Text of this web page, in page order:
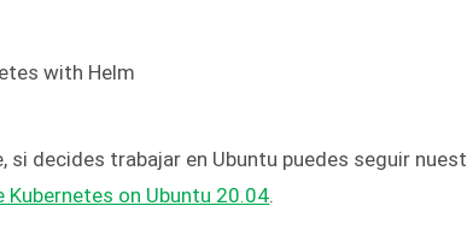
si decides trabajar en Ubuntu puedes seguir
Kubernetes on Ubuntu 20.04.